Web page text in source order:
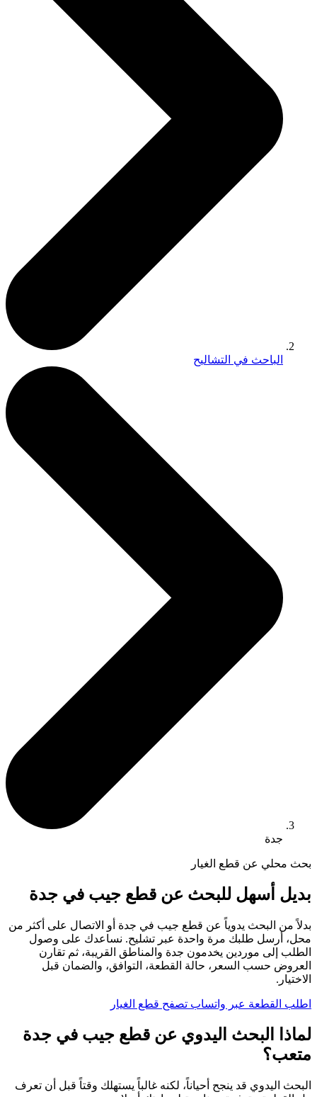
الباحث في التشاليح
جدة
بحث محلي عن قطع الغيار
بديل أسهل للبحث عن قطع جيب في جدة
بدلاً من البحث يدوياً عن قطع جيب في جدة أو الاتصال على أكثر من
محل، أرسل طلبك مرة واحدة عبر تشليح. نساعدك على وصول
الطلب إلى موردين يخدمون جدة والمناطق القريبة، ثم تقارن
العروض حسب السعر، حالة القطعة، التوافق، والضمان قبل
الاختيار.
اطلب القطعة عبر واتساب تصفح قطع الغيار
لماذا البحث اليدوي عن قطع جيب في جدة
متعب؟
البحث اليدوي قد ينجح أحياناً، لكنه غالباً يستهلك وقتاً قبل أن تعرف